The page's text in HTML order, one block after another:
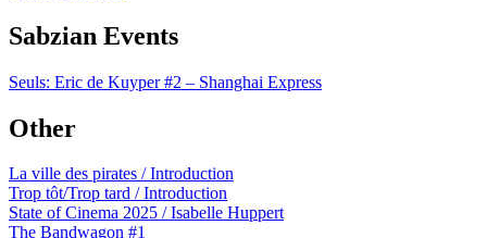
Sabzian Events
Seuls: Eric de Kuyper #2 – Shanghai Express
Other
La ville des pirates / Introduction
Trop tôt/Trop tard / Introduction
State of Cinema 2025 / Isabelle Huppert
The Bandwagon #1